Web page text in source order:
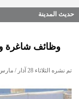
حديث المدينة
وظائف شاغرة
تم نشره الثلاثاء 28 آذار / مارس 2023 09:43 صباحاً